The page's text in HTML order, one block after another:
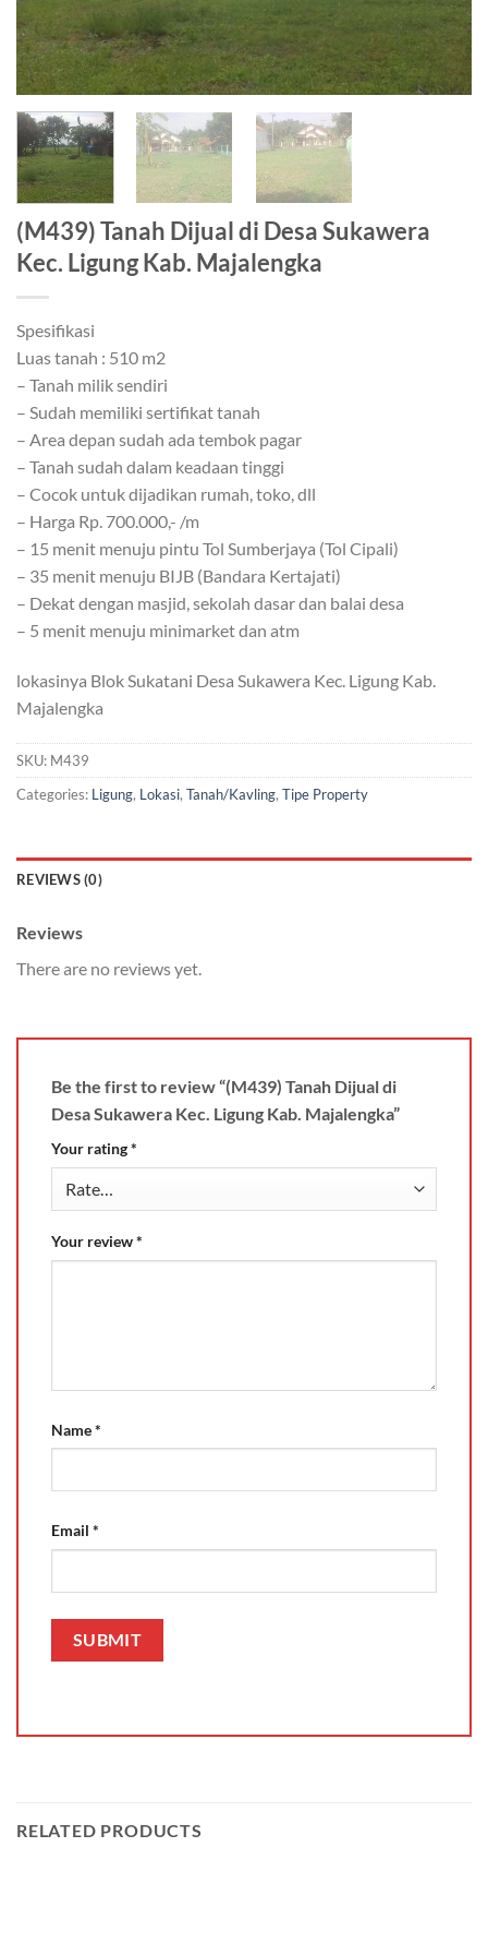
(M439) Tanah Dijual di Desa Sukawera
Kec. Ligung Kab. Majalengka
Spesifikasi
Luas tanah : 510 m2
– Tanah milik sendiri
– Sudah memiliki sertifikat tanah
– Area depan sudah ada tembok pagar
– Tanah sudah dalam keadaan tinggi
– Cocok untuk dijadikan rumah, toko, dll
– Harga Rp. 700.000,- /m
– 15 menit menuju pintu Tol Sumberjaya (Tol Cipali)
– 35 menit menuju BIJB (Bandara Kertajati)
– Dekat dengan masjid, sekolah dasar dan balai desa
– 5 menit menuju minimarket dan atm
lokasinya Blok Sukatani Desa Sukawera Kec. Ligung Kab.
Majalengka
SKU: M439
Categories: Ligung, Lokasi, Tanah/Kavling, Tipe Property
REVIEWS (0)
Reviews
There are no reviews yet.
Be the first to review “(M439) Tanah Dijual di
Desa Sukawera Kec. Ligung Kab. Majalengka”
Your rating*
Your review*
Name*
Email *
RELATED PRODUCTS